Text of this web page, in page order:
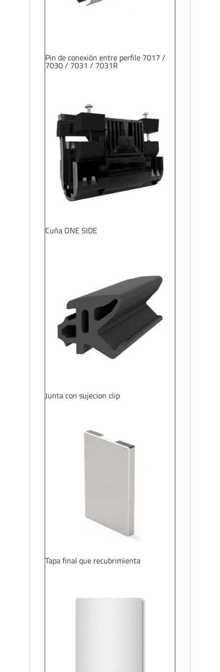
Pin de conexión entre perfile 7017 /
7030 / 7031 / 7031R
Cuña ONE SIDE
Junta con sujecion clip
Tapa final que recubrimienta